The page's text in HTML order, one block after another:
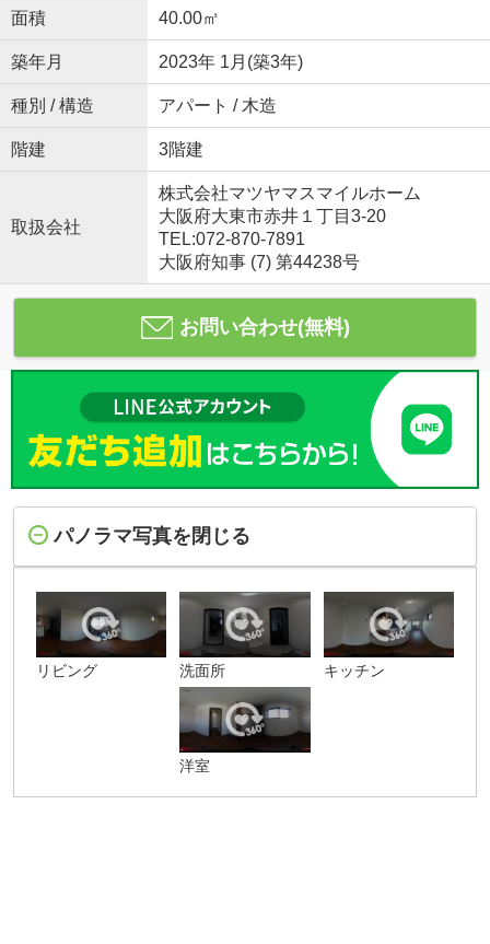
面積 40.00㎡
築年月 2023年 1月(築3年)
種別 / 構造 アパート / 木造
階建 3階建
取扱会社
株式会社マツヤマスマイルホーム
大阪府大東市赤井１丁目3-20
TEL:072-870-7891
大阪府知事 (7) 第44238号
お問い合わせ(無料)
パノラマ写真を閉じる
リビング 洗面所 キッチン
洋室